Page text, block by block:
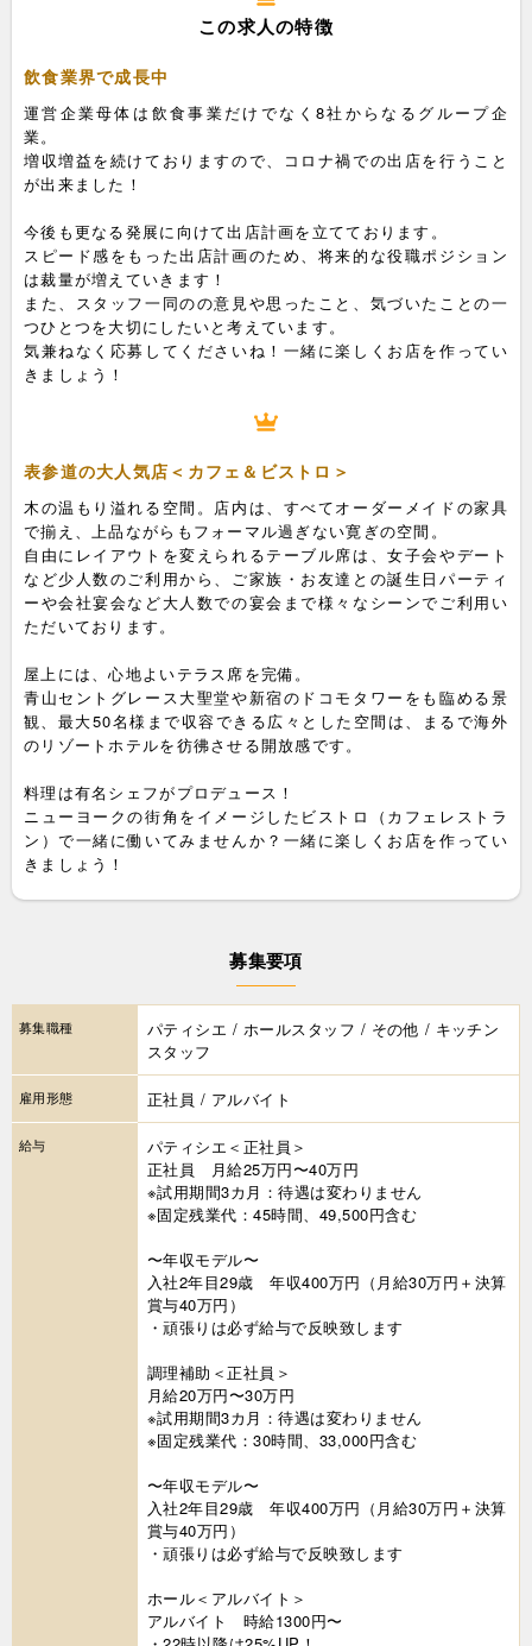
この求人の特徴
飲食業界で成長中
運営企業母体は飲食事業だけでなく8社からなるグループ企
業。
増収増益を続けておりますので、コロナ禍での出店を行うこと
が出来ました！
今後も更なる発展に向けて出店計画を立てております。
スピード感をもった出店計画のため、将来的な役職ポジション
は裁量が増えていきます！
また、スタッフ一同のの意見や思ったこと、気づいたことの一
つひとつを大切にしたいと考えています。
気兼ねなく応募してくださいね！一緒に楽しくお店を作ってい
きましょう！
表参道の大人気店＜カフェ＆ビストロ＞
木の温もり溢れる空間。店内は、すべてオーダーメイドの家具
で揃え、上品ながらもフォーマル過ぎない寛ぎの空間。
自由にレイアウトを変えられるテーブル席は、女子会やデート
など少人数のご利用から、ご家族・お友達との誕生日パーティ
ーや会社宴会など大人数での宴会まで様々なシーンでご利用い
ただいております。
屋上には、心地よいテラス席を完備。
青山セントグレース大聖堂や新宿のドコモタワーをも臨める景
観、最大50名様まで収容できる広々とした空間は、まるで海外
のリゾートホテルを彷彿させる開放感です。
料理は有名シェフがプロデュース！
ニューヨークの街角をイメージしたビストロ（カフェレストラ
ン）で一緒に働いてみませんか？一緒に楽しくお店を作ってい
きましょう！
募集要項
募集職種
パティシエ / ホールスタッフ / その他 / キッチン
スタッフ
雇用形態 正社員 / アルバイト
給与
パティシエ＜正社員＞
正社員 月給25万円〜40万円
※試用期間3カ月：待遇は変わりません
※固定残業代：45時間、49,500円含む
〜年収モデル〜
入社2年目29歳 年収400万円（月給30万円＋決算
賞与40万円）
・頑張りは必ず給与で反映致します
調理補助＜正社員＞
月給20万円〜30万円
※試用期間3カ月：待遇は変わりません
※固定残業代：30時間、33,000円含む
〜年収モデル〜
入社2年目29歳 年収400万円（月給30万円＋決算
賞与40万円）
・頑張りは必ず給与で反映致します
ホール＜アルバイト＞
アルバイト 時給1300円〜